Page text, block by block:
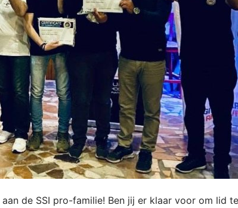
de SSI pro-familie! Ben jij er klaar voor om lid te